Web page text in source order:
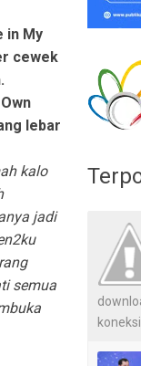
in My
cewek
lebar
kalo
jadi
semua